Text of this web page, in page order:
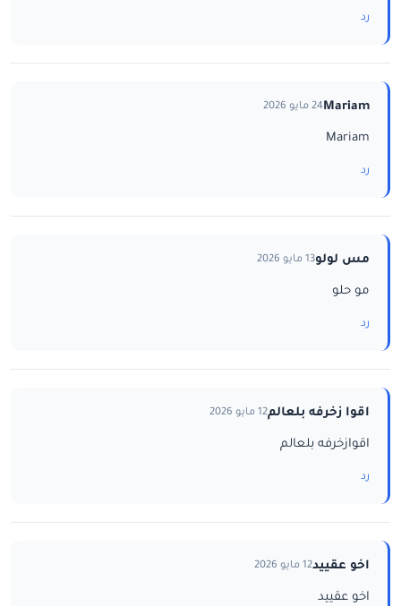
رد
Mariam24 مايو 2026
Mariam
رد
مس لولو13 مايو 2026
مو حلو
رد
اقوا زخرفه بلعالم12 مايو 2026
اقوازخرفه بلعالم
رد
اخو عقييد12 مايو 2026
اخو عقييد